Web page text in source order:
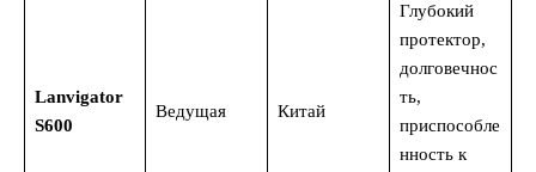
Lanvigator
S600
Ведущая Китай
Глубокий
протектор,
долговечнос
ть,
приспособле
нность к